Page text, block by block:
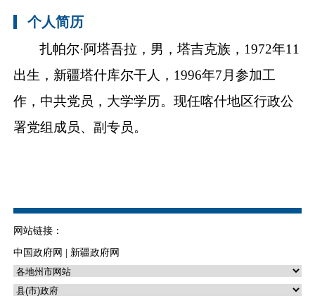
个人简历
扎帕尔·阿塔吾拉，男，塔吉克族，1972年11
出生， 新疆塔什库尔干人，1996年7月参加工
作，中共党员，大学学历。 现任喀什地区行政公
署党组成员、副专员。
网站链接：
中国政府网 | 新疆政府网